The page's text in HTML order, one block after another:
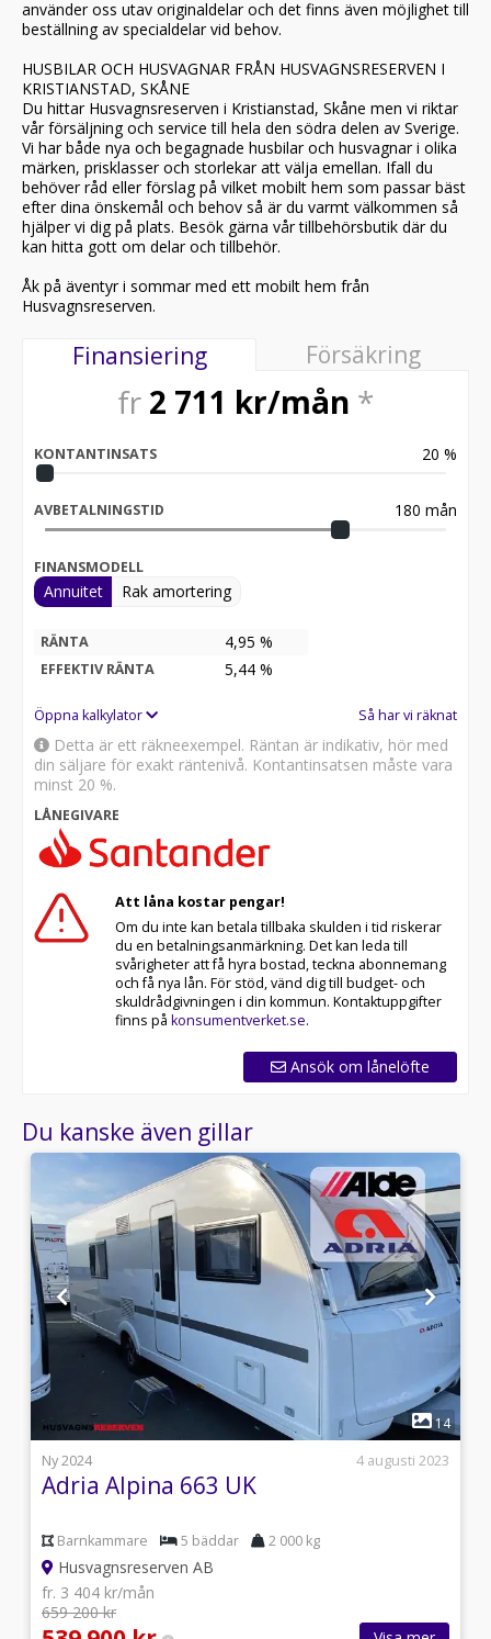
använder oss utav originaldelar och det finns även möjlighet till
beställning av specialdelar vid behov.
HUSBILAR OCH HUSVAGNAR FRÅN HUSVAGNSRESERVEN I
KRISTIANSTAD, SKÅNE
Du hittar Husvagnsreserven i Kristianstad, Skåne men vi riktar
vår försäljning och service till hela den södra delen av Sverige.
Vi har både nya och begagnade husbilar och husvagnar i olika
märken, prisklasser och storlekar att välja emellan. Ifall du
behöver råd eller förslag på vilket mobilt hem som passar bäst
efter dina önskemål och behov så är du varmt välkommen så
hjälper vi dig på plats. Besök gärna vår tillbehörsbutik där du
kan hitta gott om delar och tillbehör.
Åk på äventyr i sommar med ett mobilt hem från
Husvagnsreserven.
Finansiering Försäkring
fr 2 711 kr/mån *
KONTANTINSATS 20 %
AVBETALNINGSTID 180 mån
FINANSMODELL
Annuitet Rak amortering
RÄNTA 4,95 %
EFFEKTIV RÄNTA 5,44 %
Öppna kalkylator Så har vi räknat
Detta är ett räkneexempel. Räntan är indikativ, hör med
din säljare för exakt räntenivå. Kontantinsatsen måste vara
minst 20 %.
LÅNEGIVARE
Att låna kostar pengar!
Om du inte kan betala tillbaka skulden i tid riskerar
du en betalningsanmärkning. Det kan leda till
svårigheter att få hyra bostad, teckna abonnemang
och få nya lån. För stöd, vänd dig till budget- och
skuldrådgivningen i din kommun. Kontaktuppgifter
finns på konsumentverket.se.
Ansök om lånelöfte
Du kanske även gillar
1
14
Ny 2024
4 augusti 2023
Adria Alpina 663 UK
Barnkammare 5 bäddar 2 000 kg
Husvagnsreserven AB
fr. 3 404 kr/mån
659 200 kr